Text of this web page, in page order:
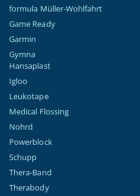
formula Müller-Wohlfahrt
Game Ready
Garmin
Gymna
Hansaplast
Igloo
Leukotape
Medical Flossing
Nohrd
Powerblock
Schupp
Thera-Band
Therabody